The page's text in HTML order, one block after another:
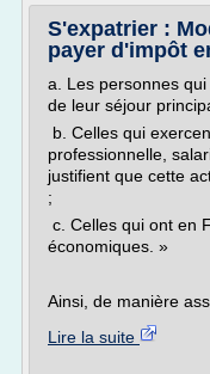
S'expatrier :
payer d'impôt
a. Les personnes
de leur séjour
b. Celles qui
professionnelle,
justifient que cette
;
c. Celles qui ont en
économiques. »
Ainsi, de manière
Lire la suite